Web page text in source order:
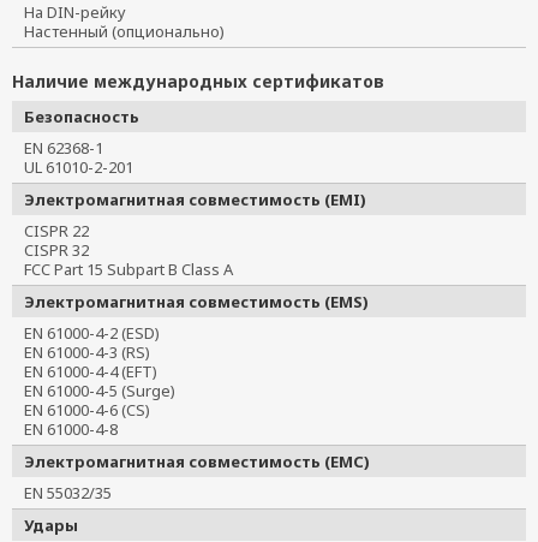
На DIN-рейку
Настенный (опционально)
Наличие международных сертификатов
Безопасность
EN 62368-1
UL 61010-2-201
Электромагнитная совместимость (EMI)
CISPR 22
CISPR 32
FCC Part 15 Subpart B Class A
Электромагнитная совместимость (EMS)
EN 61000-4-2 (ESD)
EN 61000-4-3 (RS)
EN 61000-4-4 (EFT)
EN 61000-4-5 (Surge)
EN 61000-4-6 (CS)
EN 61000-4-8
Электромагнитная совместимость (EMC)
EN 55032/35
Удары